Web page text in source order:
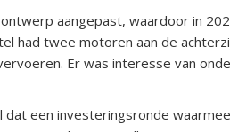
aangepast, waardoor in
had twee motoren aan de
Er was interesse van
dat een investeringsronde